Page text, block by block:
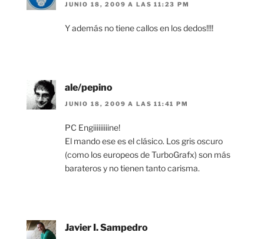
JUNIO 18, 2009 A LAS 11:23 PM
Y además no tiene callos en los dedos!!!!
ale/pepino
JUNIO 18, 2009 A LAS 11:41 PM
PC Engiiiiiiiiine!
El mando ese es el clásico. Los gris oscuro
(como los europeos de TurboGrafx) son más
barateros y no tienen tanto carisma.
Javier I. Sampedro